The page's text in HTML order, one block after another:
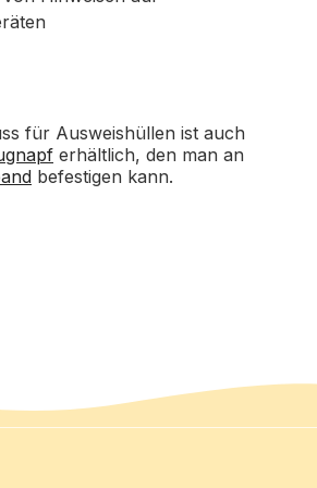
für Ausweishüllen ist auch
erhältlich, den man an
befestigen kann.